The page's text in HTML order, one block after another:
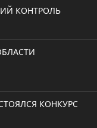
КОНТРОЛЬ
КОНКУРС